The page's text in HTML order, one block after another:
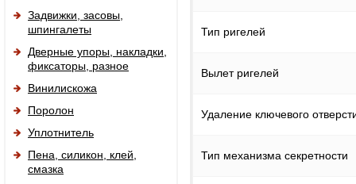
Задвижки, засовы,
шпингалеты
Дверные упоры, накладки,
фиксаторы, разное
Винилискожа
Поролон
Уплотнитель
Пена, силикон, клей,
смазка
Тип ригелей
Вылет ригелей
Удаление ключевого
Тип механизма секретности